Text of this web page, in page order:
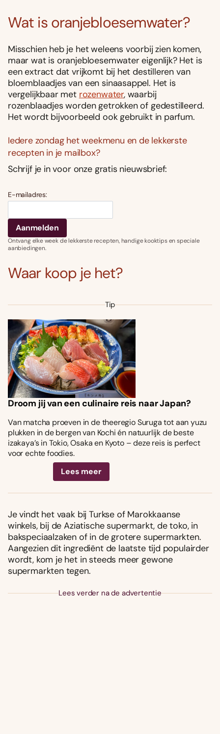
Wat is oranjebloesemwater?
Misschien heb je het weleens voorbij zien komen,
maar wat is oranjebloesemwater eigenlijk? Het is
een extract dat vrijkomt bij het destilleren van
bloemblaadjes van een sinaasappel. Het is
vergelijkbaar met rozenwater, waarbij
rozenblaadjes worden getrokken of gedestilleerd.
Het wordt bijvoorbeeld ook gebruikt in parfum.
Iedere zondag het weekmenu en de lekkerste
recepten in je mailbox?
Schrijf je in voor onze gratis nieuwsbrief:
E-mailadres:
Ontvang elke week de lekkerste recepten, handige kooktips en speciale
aanbiedingen.
Waar koop je het?
Tip
Droom jij van een culinaire reis naar Japan?
Van matcha proeven in de theeregio Suruga tot aan yuzu
plukken in de bergen van Kochi én natuurlijk de beste
izakaya’s in Tokio, Osaka en Kyoto – deze reis is perfect
voor echte foodies.
Lees meer
Je vindt het vaak bij Turkse of Marokkaanse
winkels, bij de Aziatische supermarkt, de toko, in
bakspeciaalzaken of in de grotere supermarkten.
Aangezien dit ingrediënt de laatste tijd populairder
wordt, kom je het in steeds meer gewone
supermarkten tegen.
Lees verder na de advertentie